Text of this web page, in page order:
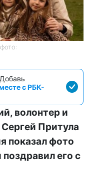
с РБК-
волонтер и
Притула
показал фото
его с